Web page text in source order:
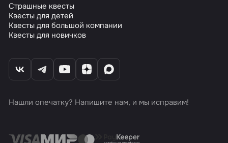
Страшные квесты
Квесты для детей
Квесты для большой компании
Квесты для новичков
Нашли опечатку? Напишите нам, и мы исправим!